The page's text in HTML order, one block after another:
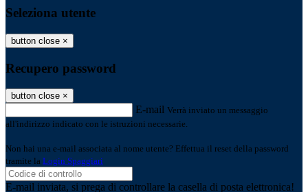
Seleziona utente
button close ×
Recupero password
button close ×
E-mail Verrà inviato un messaggio
all'indirizzo indicato con le istruzioni necessarie.
Non hai una e-mail associata al nome utente? Effettua il reset della password
tramite la Login Spaggiari
E-mail inviata, si prega di controllare la casella di posta elettronica!